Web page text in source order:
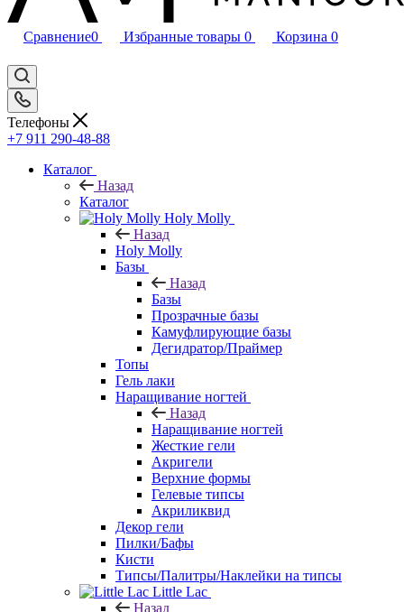
Сравнение0 Избранные товары 0 Корзина 0
Телефоны
+7 911 290-48-88
Каталог
Назад
Каталог
Holy Molly
Назад
Holy Molly
Базы
Назад
Базы
Прозрачные базы
Камуфлирующие базы
Дегидратор/Праймер
Топы
Гель лаки
Наращивание ногтей
Назад
Наращивание ногтей
Жесткие гели
Акригели
Верхние формы
Гелевые типсы
Акриликвид
Декор гели
Пилки/Бафы
Кисти
Типсы/Палитры/Наклейки на типсы
Little Lac
Назад